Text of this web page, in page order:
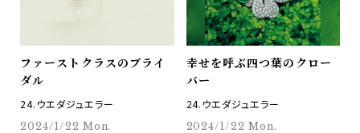
ファーストクラスのブライ
ダル
24.ウエダジュエラー
2024/1/22 Mon.
幸せを呼ぶ四つ葉のクロー
バー
24.ウエダジュエラー
2024/1/22 Mon.